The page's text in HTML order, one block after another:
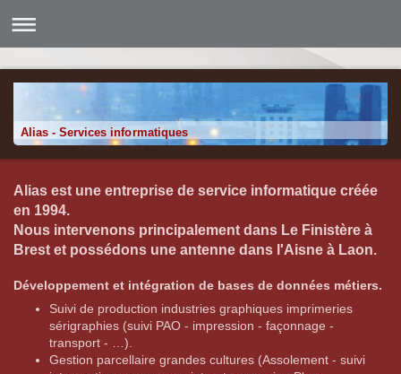
Alias - Services informatiques
Alias est une entreprise de service informatique créée
en 1994.
Nous intervenons principalement dans Le Finistère à
Brest et possédons une antenne dans l'Aisne à Laon.
Développement et intégration de bases de données métiers.
Suivi de production industries graphiques imprimeries
sérigraphies (suivi PAO - impression - façonnage -
transport - …).
Gestion parcellaire grandes cultures (Assolement - suivi